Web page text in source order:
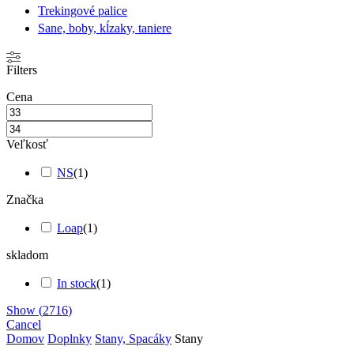
Trekingové palice
Sane, boby, kĺzaky, taniere
Filters
Cena
Veľkosť
NS(1)
Značka
Loap(1)
skladom
In stock(1)
Show (2716)
Cancel
Domov Doplnky Stany, Spacáky Stany